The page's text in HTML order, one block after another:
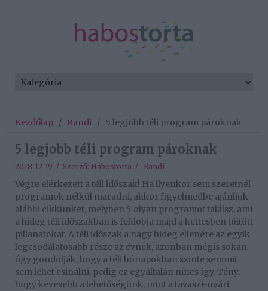
Kezdőlap / Randi / 5 legjobb téli program pároknak
5 legjobb téli program pároknak
2018-12-19 / Szerző: Habostorta / Randi
Végre elérkezett a téli időszak! Ha ilyenkor sem szeretnél
programok nélkül maradni, akkor figyelmedbe ajánljuk
alábbi cikkünket, melyben 5 olyan programot találsz, ami
a hideg téli időszakban is feldobja majd a kettesben töltött
pillanatokat. A téli időszak a nagy hideg ellenére az egyik
legcsodálatosabb része az évnek, azonban mégis sokan
úgy gondolják, hogy a téli hónapokban szinte semmit
sem lehet csinálni, pedig ez egyáltalán nincs így. Tény,
hogy kevesebb a lehetőségünk, mint a tavaszi-nyári